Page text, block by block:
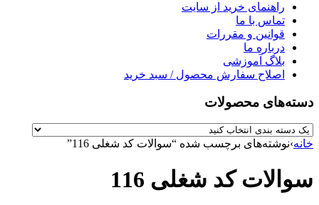
راهنمای خرید از سایت
تماس با ما
قوانین و مقررات
درباره ما
بلاگ آموزشی
اصلاح سفارش محصول / سبد خرید
دسته‌های محصولات
خانه›نوشته‌های برچسب شده “سوالات کد شغلی 116”
سوالات کد شغلی 116